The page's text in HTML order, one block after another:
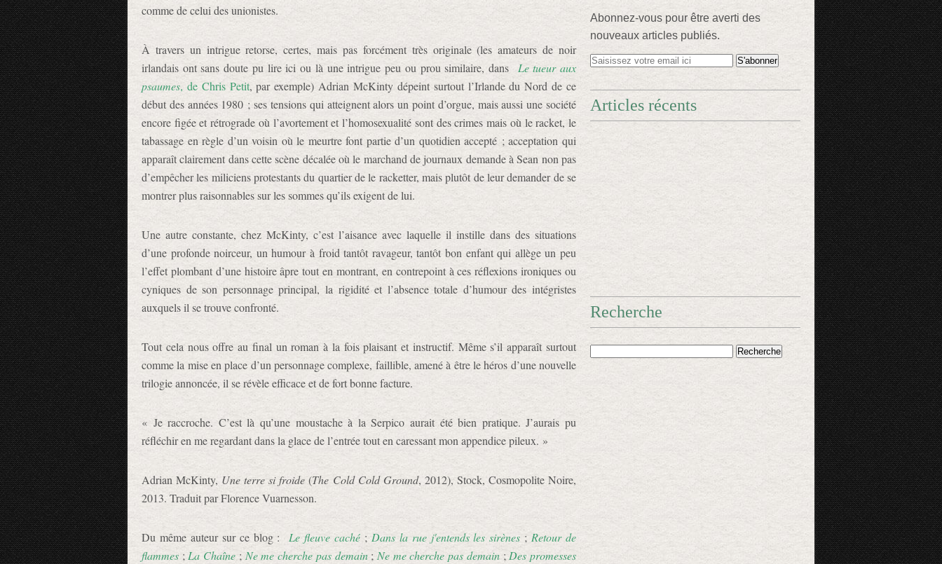
comme de celui des unionistes.
À travers un intrigue retorse, certes, mais pas forcément très originale (les amateurs de noir
irlandais ont sans doute pu lire ici ou là une intrigue peu ou prou similaire, dans
Le tueur aux
psaumes, de Chris Petit, par exemple) Adrian McKinty dépeint surtout l’Irlande du Nord de ce
début des années 1980 ; ses tensions qui atteignent alors un point d’orgue, mais aussi une société
encore figée et rétrograde où l’avortement et l’homosexualité sont des crimes mais où le racket, le
tabassage en règle d’un voisin où le meurtre font partie d’un quotidien accepté ; acceptation qui
apparaît clairement dans cette scène décalée où le marchand de journaux demande à Sean non pas
d’empêcher les miliciens protestants du quartier de le racketter, mais plutôt de leur demander de se
montrer plus raisonnables sur les sommes qu’ils exigent de lui.
Une autre constante, chez McKinty, c’est l’aisance avec laquelle il instille dans des situations
d’une profonde noirceur, un humour à froid tantôt ravageur, tantôt bon enfant qui allège un peu
l’effet plombant d’une histoire âpre tout en montrant, en contrepoint à ces réflexions ironiques ou
cyniques de son personnage principal, la rigidité et l’absence totale d’humour des intégristes
auxquels il se trouve confronté.
Tout cela nous offre au final un roman à la fois plaisant et instructif. Même s’il apparaît surtout
comme la mise en place d’un personnage complexe, faillible, amené à être le héros d’une nouvelle
trilogie annoncée, il se révèle efficace et de fort bonne facture.
« Je raccroche. C’est là qu’une moustache à la Serpico aurait été bien pratique. J’aurais pu
réfléchir en me regardant dans la glace de l’entrée tout en caressant mon appendice pileux. »
Adrian McKinty, Une terre si froide (The Cold Cold Ground, 2012), Stock, Cosmopolite Noire,
2013. Traduit par Florence Vuarnesson.
Du même auteur sur ce blog : Le fleuve caché ; Dans la rue j'entends les sirènes ; Retour de
flammes ; La Chaîne ; Ne me cherche pas demain; Ne me cherche pas demain; Des promesses
Abonnez-vous pour être averti des
nouveaux articles publiés.
Articles récents
Recherche